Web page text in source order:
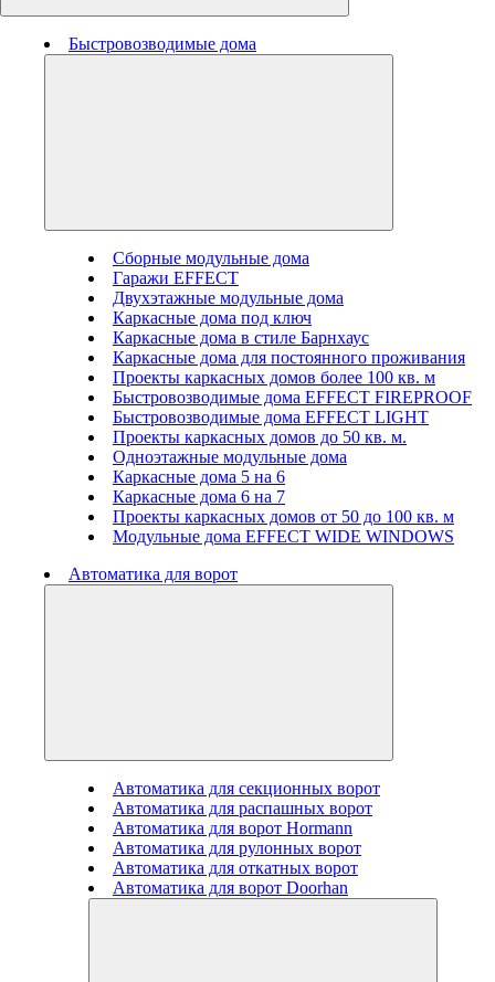
Быстровозводимые дома
Сборные модульные дома
Гаражи EFFECT
Двухэтажные модульные дома
Каркасные дома под ключ
Каркасные дома в стиле Барнхаус
Каркасные дома для постоянного проживания
Проекты каркасных домов более 100 кв. м
Быстровозводимые дома EFFECT FIREPROOF
Быстровозводимые дома EFFECT LIGHT
Проекты каркасных домов до 50 кв. м.
Одноэтажные модульные дома
Каркасные дома 5 на 6
Каркасные дома 6 на 7
Проекты каркасных домов от 50 до 100 кв. м
Модульные дома EFFECT WIDE WINDOWS
Автоматика для ворот
Автоматика для секционных ворот
Автоматика для распашных ворот
Автоматика для ворот Hormann
Автоматика для рулонных ворот
Автоматика для откатных ворот
Автоматика для ворот Doorhan